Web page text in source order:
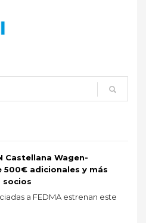
Castellana Wagen-
500€ adicionales y más
socios
a FEDMA estrenan este